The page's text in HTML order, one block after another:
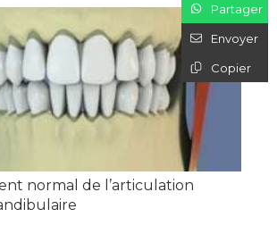
normal de l’articulation
Partager
Envoyer
Copier